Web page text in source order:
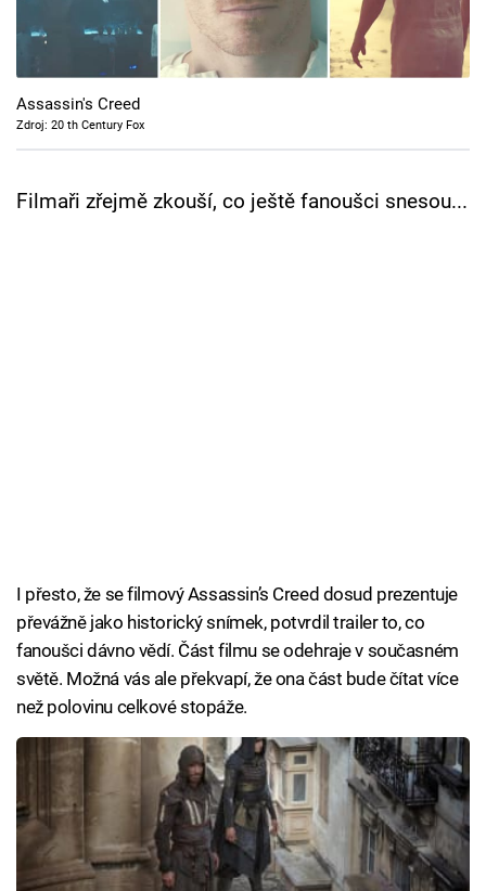
Cool Esport
Pořady
TV Program
Assassin's Creed
Zdroj: 20 th Century Fox
Filmaři zřejmě zkouší, co ještě fanoušci snesou...
I přesto, že se filmový Assassin’s Creed dosud prezentuje
převážně jako historický snímek, potvrdil trailer to, co
fanoušci dávno vědí. Část filmu se odehraje v současném
světě. Možná vás ale překvapí, že ona část bude čítat více
než polovinu celkové stopáže.